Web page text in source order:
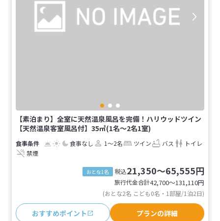
【素泊まり】全室に天然温泉風呂を完備！ハリウッドツイン
【天然温泉客室風呂付】35㎡(1名～2名1室)
食事なし 1～2名 ツイン バス
トイレ
禁煙
おとな1名 税込21,350～65,555円
旅行代金合計42,700〜131,110円
(おとな2名 こども0名・1部屋/1泊2日)
おすすめポイント プランの詳細